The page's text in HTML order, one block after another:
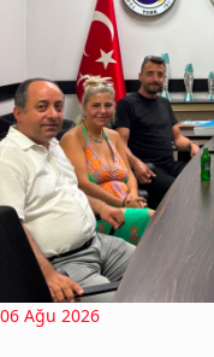
06 Ağu 2026